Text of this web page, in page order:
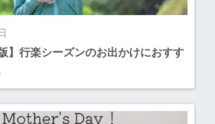
】行楽シーズンのお出かけにおすす